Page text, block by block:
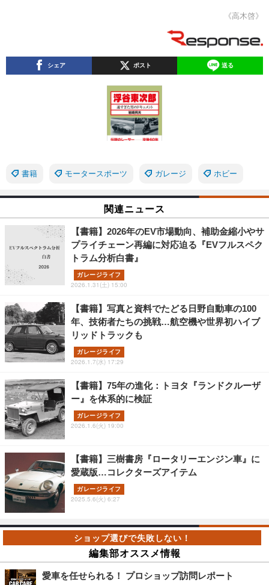
《高木啓》
シェア ポスト 送る
書籍 モータースポーツ ガレージ ホビー
関連ニュース
【書籍】2026年のEV市場動向、補助金縮小やサ
プライチェーン再編に対応迫る『EVフルスペク
トラム分析白書』
ガレージライフ
2026.1.31(土) 15:00
【書籍】写真と資料でたどる日野自動車の100
年、技術者たちの挑戦…航空機や世界初ハイブ
リッドトラックも
ガレージライフ
2026.1.7(水) 17:29
【書籍】75年の進化：トヨタ『ランドクルーザ
ー』を体系的に検証
ガレージライフ
2026.1.6(火) 19:00
【書籍】三樹書房『ロータリーエンジン車』に
愛蔵版…コレクターズアイテム
ガレージライフ
2025.5.6(火) 6:27
編集部オススメ情報
愛車を任せられる！ プロショップ訪問レポート